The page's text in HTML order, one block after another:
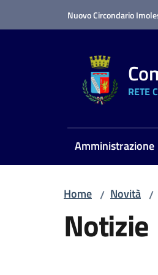
Nuovo Circondario
RETE
Amministrazione
Home / Novità /
Notizie